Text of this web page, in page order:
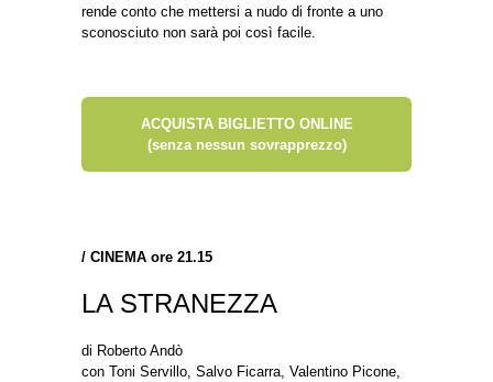
rende conto che mettersi a nudo di fronte a uno
sconosciuto non sarà poi così facile.
ACQUISTA BIGLIETTO ONLINE
(senza nessun sovrapprezzo)
/ CINEMA ore 21.15
LA STRANEZZA
di Roberto Andò
con Toni Servillo, Salvo Ficarra, Valentino Picone,